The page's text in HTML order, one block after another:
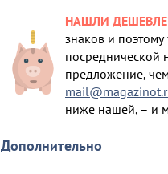
НАШЛИ
знаков и
посреднической
предложение,
ниже нашей, – и
Дополнительно